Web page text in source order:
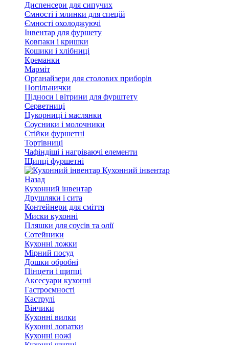
Диспенсери для сипучих
Ємності і млинки для спецій
Ємності охолоджуючі
Інвентар для фуршету
Ковпаки і кришки
Кошики і хлібниці
Креманки
Марміт
Органайзери для столових приборів
Попільнички
Підноси і вітрини для фурштету
Серветниці
Цукорниці і маслянки
Соусники і молочники
Стійки фуршетні
Тортівниці
Чафіндіші і нагріваючі елементи
Щипці фуршетні
Кухонний інвентар
Назад
Кухонний інвентар
Друшляки і сита
Контейнери для сміття
Миски кухонні
Пляшки для соусів та олії
Сотейники
Кухонні ложки
Мірний посуд
Дошки обробні
Пінцети і щипці
Аксесуари кухонні
Гастроємності
Каструлі
Вінчики
Кухонні вилки
Кухонні лопатки
Кухонні ножі